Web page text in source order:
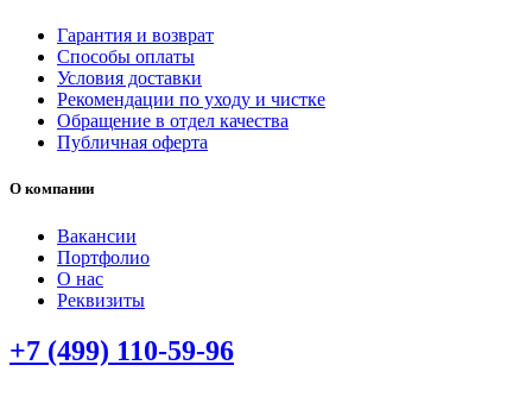
Гарантия и возврат
Способы оплаты
Условия доставки
Рекомендации по уходу и чистке
Обращение в отдел качества
Публичная оферта
О компании
Вакансии
Портфолио
О нас
Реквизиты
+7 (499) 110-59-96